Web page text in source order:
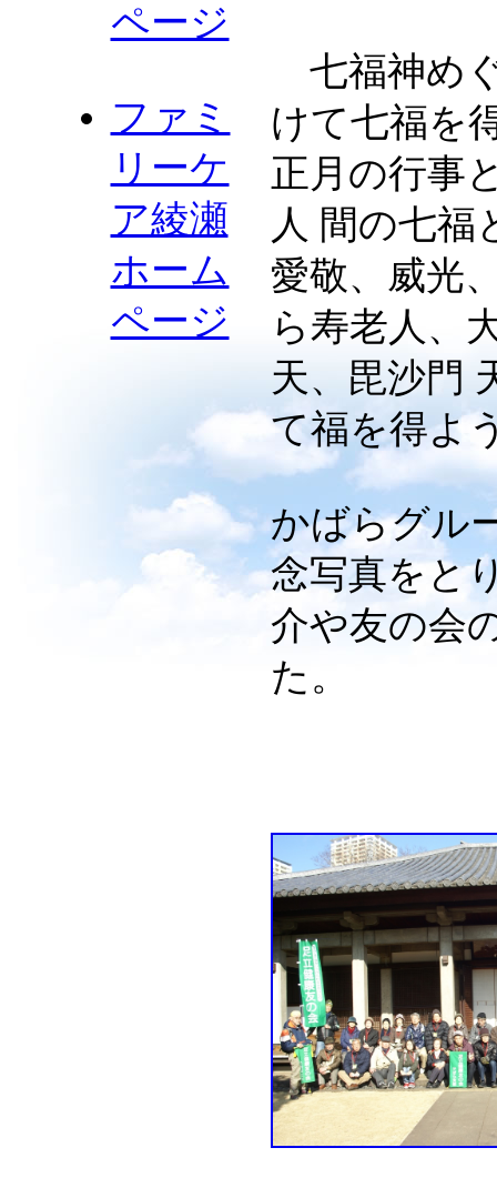
ページ
ファミ
リーケ
ア綾瀬
ホーム
ページ
七福神め
けて七福を
正月の行事
人 間の七福
愛敬、威光
ら寿老人、
天、毘沙門
て福を得よ
かばらグル
念写真をと
介や友の会
た。